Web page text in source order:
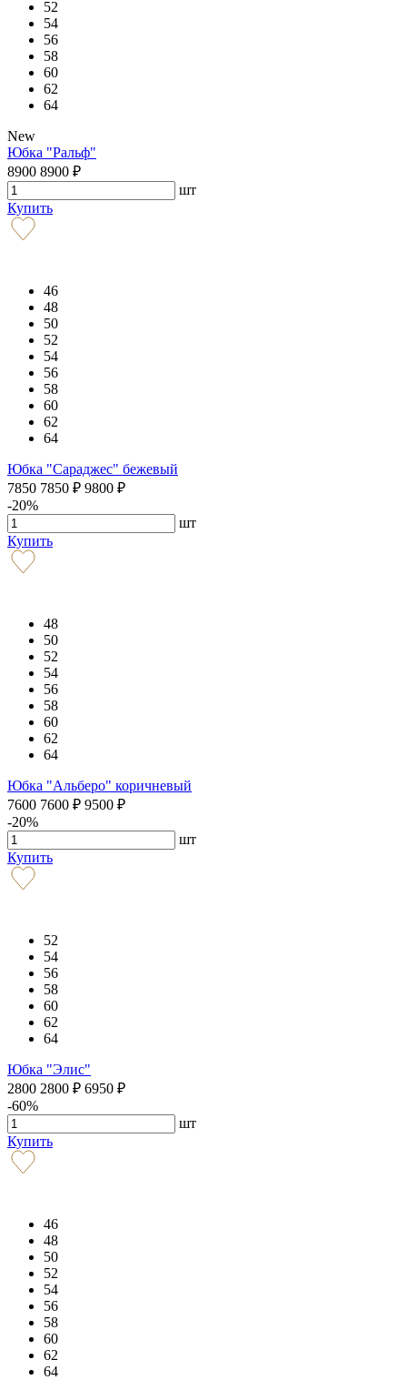
52
54
56
58
60
62
64
New
Юбка "Ральф"
8900 8900 ₽
шт
Купить
46
48
50
52
54
56
58
60
62
64
Юбка "Сараджес" бежевый
7850 7850 ₽ 9800 ₽
-20%
шт
Купить
48
50
52
54
56
58
60
62
64
Юбка "Альберо" коричневый
7600 7600 ₽ 9500 ₽
-20%
шт
Купить
52
54
56
58
60
62
64
Юбка "Элис"
2800 2800 ₽ 6950 ₽
-60%
шт
Купить
46
48
50
52
54
56
58
60
62
64